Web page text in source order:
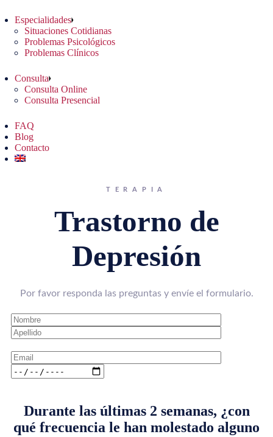
Especialidades
Situaciones Cotidianas
Problemas Psicológicos
Problemas Clínicos
Consulta
Consulta Online
Consulta Presencial
FAQ
Blog
Contacto
TERAPIA
Trastorno de
Depresión
Por favor responda las preguntas y envíe el formulario.
Durante las últimas 2 semanas, ¿con
qué frecuencia le han molestado alguno